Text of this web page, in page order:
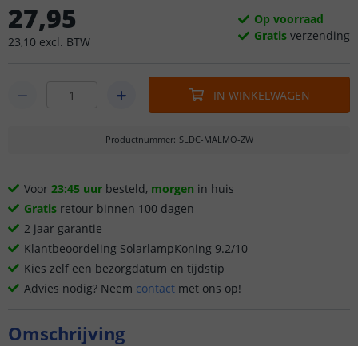
27,95
23,10 excl. BTW
Op voorraad
Gratis verzending
IN WINKELWAGEN
Productnummer: SLDC-MALMO-ZW
Voor 23:45 uur besteld, morgen in huis
Gratis retour binnen 100 dagen
2 jaar garantie
Klantbeoordeling SolarlampKoning 9.2/10
Kies zelf een bezorgdatum en tijdstip
Advies nodig? Neem contact met ons op!
Omschrijving